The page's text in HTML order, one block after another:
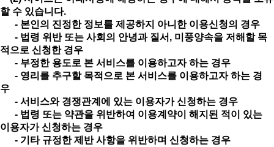
할 수 있습니다.
- 본인의 진정한 정보를 제공하지 아니한 이용신청의 경우
- 법령 위반 또는 사회의 안녕과 질서, 미풍양속을 저해할 목
적으로 신청한 경우
- 부정한 용도로 본 서비스를 이용하고자 하는 경우
- 영리를 추구할 목적으로 본 서비스를 이용하고자 하는 경
우
- 서비스와 경쟁관계에 있는 이용자가 신청하는 경우
- 법령 또는 약관을 위반하여 이용계약이 해지된 적이 있는
이용자가 신청하는 경우
- 기타 규정한 제반 사항을 위반하며 신청하는 경우